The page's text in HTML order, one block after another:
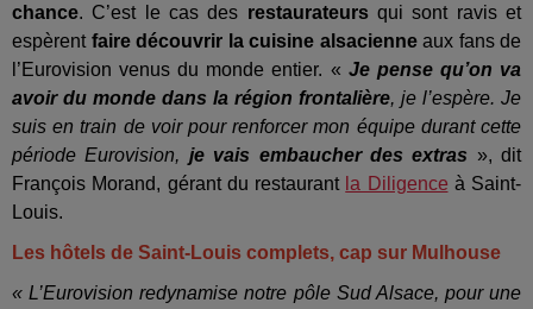
chance. C’est le cas des restaurateursqui sont ravis et
espèrent faire découvrir la cuisine alsacienneaux fans de
l’Eurovision venus du monde entier. « Je pense qu’on va
avoir du monde dans la région frontalière, je l’espère. Je
suis en train de voir pour renforcer mon équipe durant cette
période Eurovision, je vais embaucher des extras », dit
François Morand, gérant du restaurant la Diligence à Saint-
Louis.
Les hôtels de Saint-Louis complets, cap sur Mulhouse
« L’Eurovision redynamise notre pôle Sud Alsace, pour une